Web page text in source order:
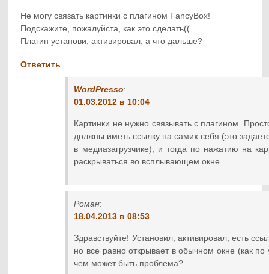
Не могу связать картинки с плагином FancyBox!
Подскажите, пожалуйста, как это сделать((
Плагин установи, активировал, а что дальше?
Ответить
WordPresso:
01.03.2012 в 10:04
Картинки не нужно связывать с плагином.
должны иметь ссылку на самих себя (это
в медиазагрузчике), и тогда по нажатию на
раскрываться во всплывающем окне.
Роман:
18.04.2013 в 08:53
Здравствуйте! Установил, активировал, есть
но все равно открывает в обычном окне (как
чем может быть проблема?